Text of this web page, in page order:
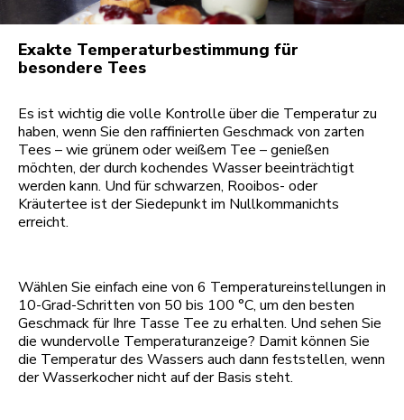
Exakte Temperaturbestimmung für
besondere Tees
Es ist wichtig die volle Kontrolle über die Temperatur zu
haben, wenn Sie den raffinierten Geschmack von zarten
Tees – wie grünem oder weißem Tee – genießen
möchten, der durch kochendes Wasser beeinträchtigt
werden kann. Und für schwarzen, Rooibos- oder
Kräutertee ist der Siedepunkt im Nullkommanichts
erreicht.
Wählen Sie einfach eine von 6 Temperatureinstellungen in
10-Grad-Schritten von 50 bis 100 °C, um den besten
Geschmack für Ihre Tasse Tee zu erhalten. Und sehen Sie
die wundervolle Temperaturanzeige? Damit können Sie
die Temperatur des Wassers auch dann feststellen, wenn
der Wasserkocher nicht auf der Basis steht.